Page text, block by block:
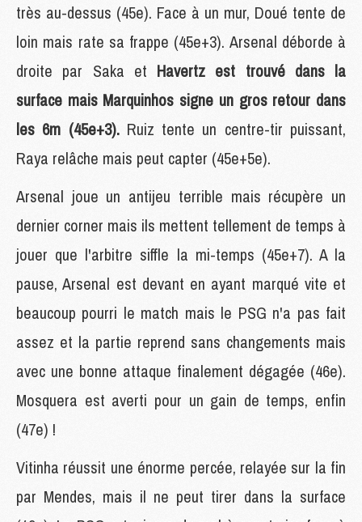
très au-dessus (45e). Face à un mur, Doué tente de
loin mais rate sa frappe (45e+3). Arsenal déborde à
droite par Saka et Havertz est trouvé dans la
surface mais Marquinhos signe un gros retour dans
les 6m (45e+3). Ruiz tente un centre-tir puissant,
Raya relâche mais peut capter (45e+5e).
Arsenal joue un antijeu terrible mais récupère un
dernier corner mais ils mettent tellement de temps à
jouer que l'arbitre siffle la mi-temps (45e+7). A la
pause, Arsenal est devant en ayant marqué vite et
beaucoup pourri le match mais le PSG n'a pas fait
assez et la partie reprend sans changements mais
avec une bonne attaque finalement dégagée (46e).
Mosquera est averti pour un gain de temps, enfin
(47e) !
Vitinha réussit une énorme percée, relayée sur la fin
par Mendes, mais il ne peut tirer dans la surface